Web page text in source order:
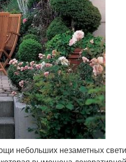
небольших незаметных